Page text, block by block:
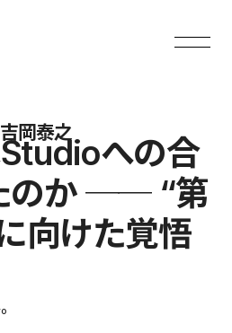
岡泰之
への合
のか ── “第
向けた覚悟